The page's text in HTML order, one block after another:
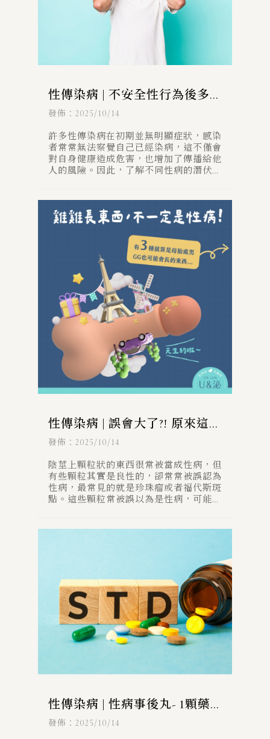
性傳染病 | 不安全性行為後多
久後要來檢查? 8種常見性病潛
伏期和檢測時間
發佈：2025/10/14
許多性傳染病在初期並無明顯症狀，感染
者常常無法察覺自己已經染病，這不僅會
對自身健康造成危害，也增加了傳播給他
人的風險。因此，了解不同性病的潛伏期
性傳染病 | 誤會大了?! 原來這些
不是性病- 陰莖上3種常見斑點
發佈：2025/10/14
陰莖上顆粒狀的東西很常被當成性病，但
有些顆粒其實是良性的，卻常常被誤認為
性病，最常見的就是珍珠瘤或者福代斯斑
點。這些顆粒常被誤以為是性病，可能導
性傳染病 | 性病事後丸- 1顆藥
就可以預防3大性傳染病?!
發佈：2025/10/14